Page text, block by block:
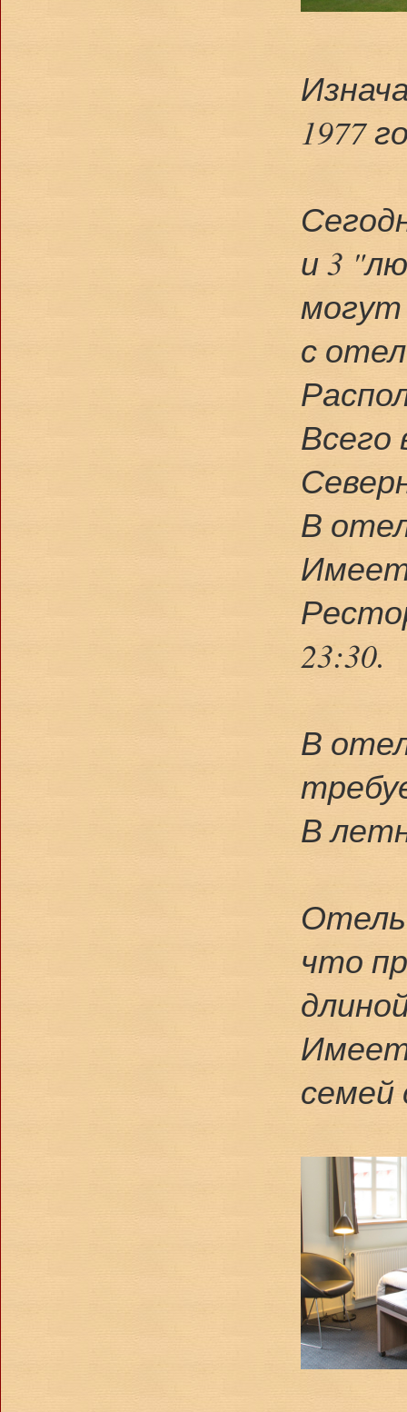
1977
и 3
могут
с
Всего
В
23:30.
В
В
что
семей